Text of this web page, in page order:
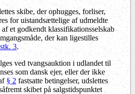
skibe, der ophugges, forliser,
for uistandsættelige af udmeldte
et godkendt klassifikationsselskab
der kan ligestilles
3.
ved tvangsauktion i udlandet til
som dansk ejer, eller der ikke
§ 2fastsatte betingelser, udslettes
skibet på salgstidspunktet